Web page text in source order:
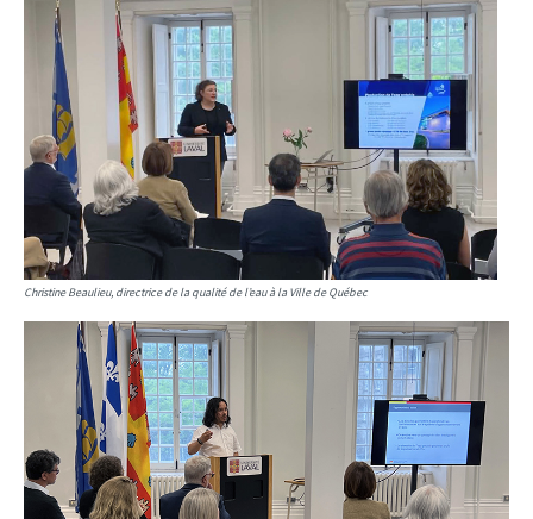
Christine Beaulieu, directrice de la qualité de l’eau à la Ville de Québec